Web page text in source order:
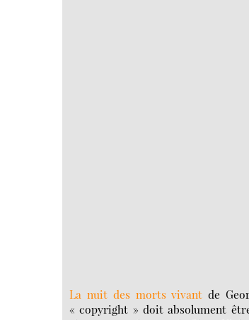
La nuit des morts vivant de
« copyright » doit absolument